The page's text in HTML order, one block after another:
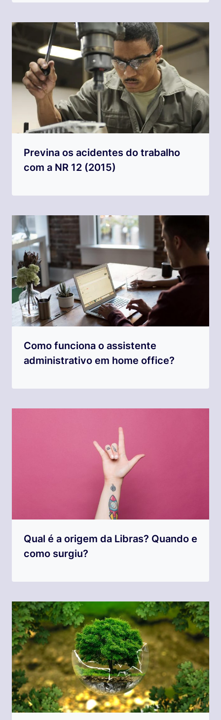
Previna os acidentes do trabalho
com a NR 12 (2015)
Como funciona o assistente
administrativo em home office?
Qual é a origem da Libras? Quando e
como surgiu?